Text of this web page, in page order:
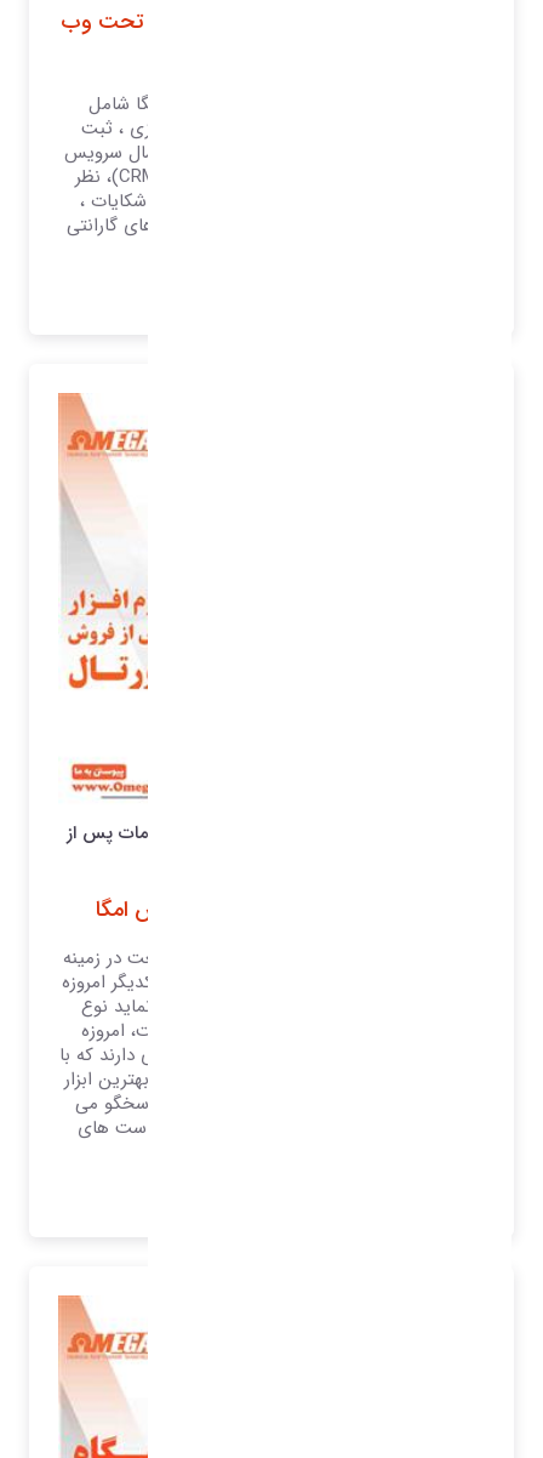
نرم افزار خدمات پس از فروش و گارانتی تحت وب
نرم افزار خدمات پی از فروش تحت وب امگا شامل
راهکارهای ثبت سرویس مشتریان دفتر مرکزی ، ثبت
سرویس شعب ، ثبت سرویس نمایندگان ، ارسال سرویس
به شعب و نماینده ، مرکز تماس مشتریان (CRM)، نظر
سنجی مشتریان ، روابط عمومی مشتریان ، شکایات ،
پیگیری سرویس و شکایات ، پیگیری سریال های گارانتی
نرم افزار امگا بهترین و کاملترین نرم افزار خدمات پس از
مزایای نرم افزار خدمات پس از فروش امگا
با توجه به توسعه شرکت ها و بزرگ شدن صنعت در زمینه
های مختلف و نزدیک شدن تکنولوژی ها به یکدیگر امروزه
آن چیزی که شرکت ها را از هم متمایز می نماید نوع
سرویس و خدمات پاسخگو به مشتریان است، امروزه
شرکت ها برای توسعه فروش خود نیاز به ابزاری دارند که با
آن بتوانند مشتریان خود را راضی نگاه دارند، بهترین ابزار
برای رضایت مندی مشتریان نرم افزارهای پاسخگو می
باشد، نرم افزار هایی که بتوانند تمامی درخواست های